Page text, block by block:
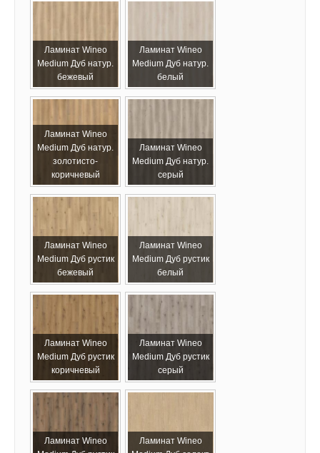
Ламинат Wineo
Medium Дуб натур.
бежевый
Ламинат Wineo
Medium Дуб натур.
белый
Ламинат Wineo
Medium Дуб натур.
золотисто-
коричневый
Ламинат Wineo
Medium Дуб натур.
серый
Ламинат Wineo
Medium Дуб рустик
бежевый
Ламинат Wineo
Medium Дуб рустик
белый
Ламинат Wineo
Medium Дуб рустик
коричневый
Ламинат Wineo
Medium Дуб рустик
серый
Ламинат Wineo
Ламинат Wineo